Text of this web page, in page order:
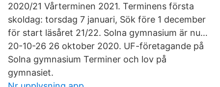
2020/21 Vårterminen 2021. Terminens första
skoldag: torsdag 7 januari, Sök före 1 december
för start läsåret 21/22. Solna gymnasium är nu…
20-10-26 26 oktober 2020. UF-företagande på
Solna gymnasium Terminer och lov på
gymnasiet.